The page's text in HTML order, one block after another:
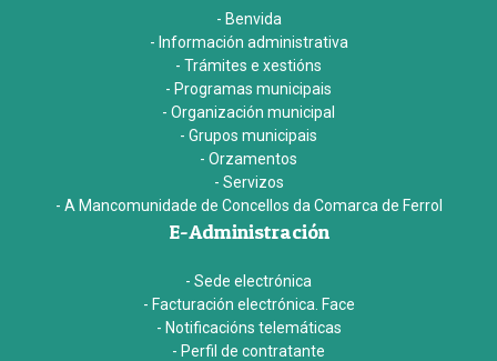
- Benvida
- Información administrativa
- Trámites e xestións
- Programas municipais
- Organización municipal
- Grupos municipais
- Orzamentos
- Servizos
- A Mancomunidade de Concellos da Comarca de Ferrol
E-Administración
- Sede electrónica
- Facturación electrónica. Face
- Notificacións telemáticas
- Perfil de contratante